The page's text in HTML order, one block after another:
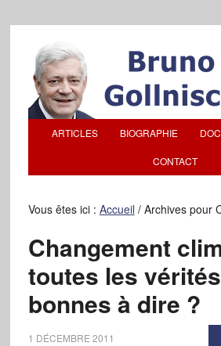
ARTICLES BIOGRAPHIE
CONTACT
Vous êtes ici : Accueil /Archives pour
Changement
toutes les
bonnes à dire ?
1 DÉCEMBRE 2011